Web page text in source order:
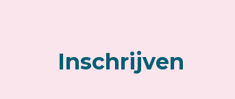
Inschrijven